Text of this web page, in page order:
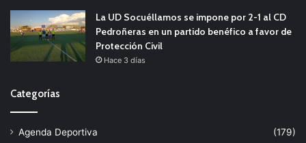
La UD Socuéllamos se impone por 2-1 al CD
Pedroñeras en un partido benéfico a favor de
Protección Civil
Hace 3 días
Categorías
Agenda Deportiva
(179)